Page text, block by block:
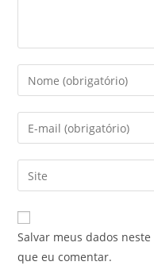
Digite
seu
nome
ou
de
usuário
para
comentar
Digite
seu
endereço
de
mail
para
comentar
Digite
o
URL
do
site
Salvar meus dados
que eu comentar.